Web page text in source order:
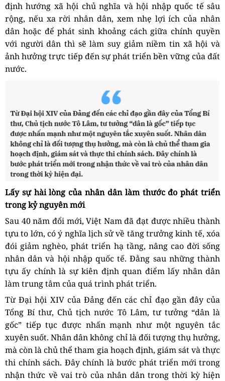
định hướng xã hội chủ nghĩa và hội nhập quốc tế sâu
rộng, nếu xa rời nhân dân, xem nhẹ lợi ích của nhân
dân hoặc để phát sinh khoảng cách giữa chính quyền
với người dân thì sẽ làm suy giảm niềm tin xã hội và
ảnh hưởng trực tiếp đến sự phát triển bền vững của đất
nước.
Lấy sự hài lòng của nhân dân làm thước đo phát triển
trong kỷ nguyên mới
Sau 40 năm đổi mới, Việt Nam đã đạt được nhiều thành
tựu to lớn, có ý nghĩa lịch sử về tăng trưởng kinh tế, xóa
đói giảm nghèo, phát triển hạ tầng, nâng cao đời sống
nhân dân và hội nhập quốc tế. Đằng sau những thành
tựu ấy chính là sự kiên định quan điểm lấy nhân dân
làm trung tâm của quá trình phát triển.
Từ Đại hội XIV của Đảng đến các chỉ đạo gần đây của
Tổng Bí thư, Chủ tịch nước Tô Lâm, tư tưởng “dân là
gốc” tiếp tục được nhấn mạnh như một nguyên tắc
xuyên suốt. Nhân dân không chỉ là đối tượng thụ hưởng,
mà còn là chủ thể tham gia hoạch định, giám sát và thực
thi chính sách. Đây chính là bước phát triển mới trong
nhận thức về vai trò của nhân dân trong thời kỳ hiện